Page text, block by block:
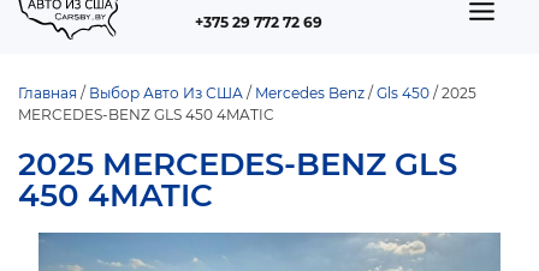
+375 29 772 72 69
СТРОКА
НАВИГАЦИИ
Главная Выбор Авто Из США Mercedes Benz Gls 450 2025
MERCEDES-BENZ GLS 450 4MATIC
2025 MERCEDES-BENZ GLS
450 4MATIC